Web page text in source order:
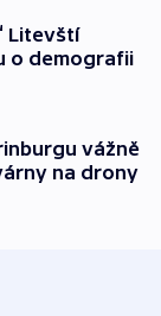
Litevští
o demografii
vážně
na drony